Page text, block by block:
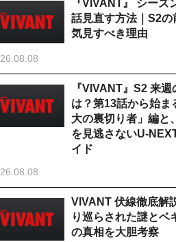
『VIVANT』 シーズ
話見直す方法｜S2の
気見すべき理由
『VIVANT』S2 来週
は？第13話から始ま
大の裏切り者」編と
を見逃さないU-
イド
VIVANT 伏線徹底解
り巡らされた謎とベ
の真相を大胆考察